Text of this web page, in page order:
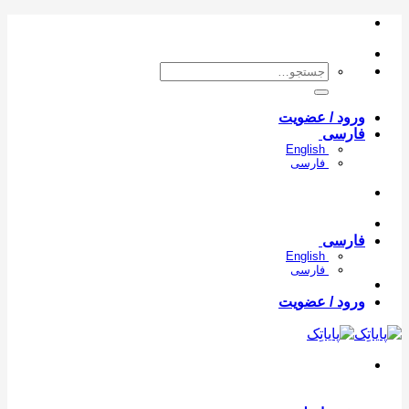
جستجو
ورود / عضویت
فارسی
فارسی
فارسی
فارسی
ورود / عضویت